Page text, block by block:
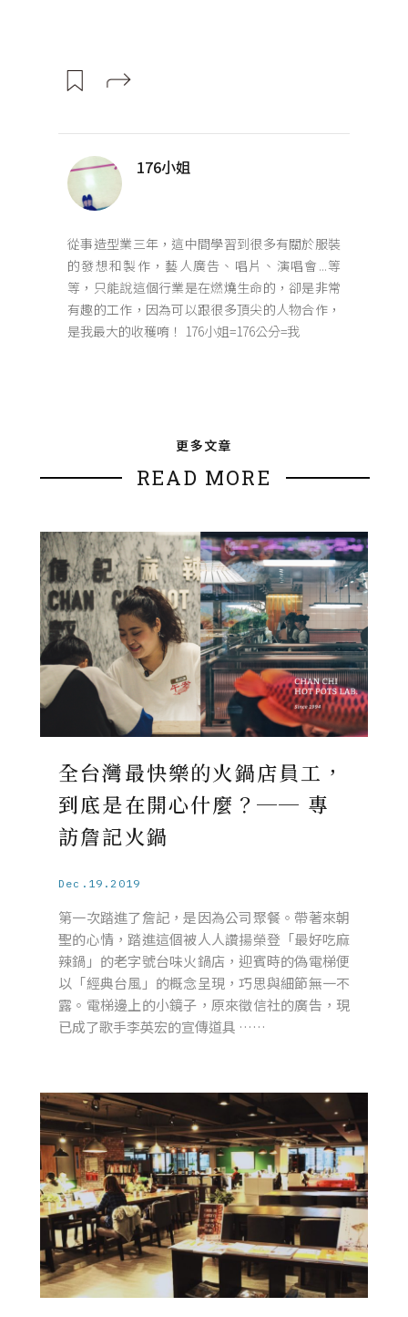
176小姐
從事造型業三年，這中間學習到很多有關於服裝
的發想和製作，藝人廣告、唱片、演唱會...等
等，只能說這個行業是在燃燒生命的，卻是非常
有趣的工作，因為可以跟很多頂尖的人物合作，
是我最大的收穫唷！ 176小姐=176公分=我
更多文章
READ MORE
全台灣最快樂的火鍋店員工，
到底是在開心什麼？── 專
訪詹記火鍋
Dec.19.2019
第一次踏進了詹記，是因為公司聚餐。帶著來朝
聖的心情，踏進這個被人人讚揚榮登「最好吃麻
辣鍋」的老字號台味火鍋店，迎賓時的偽電梯便
以「經典台風」的概念呈現，巧思與細節無一不
露。電梯邊上的小鏡子，原來徵信社的廣告，現
已成了歌手李英宏的宣傳道具 ……